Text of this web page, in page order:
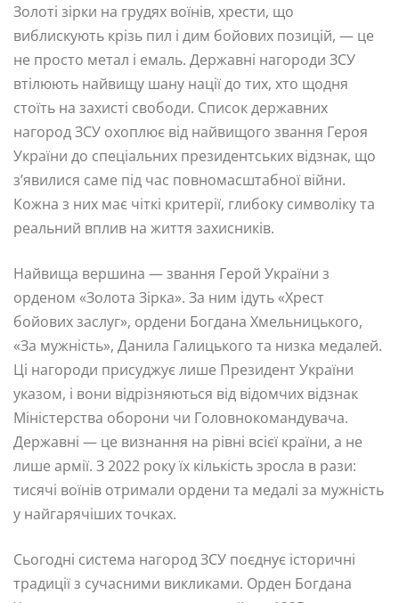
Золоті зірки на грудях воїнів, хрести, що
виблискують крізь пил і дим бойових позицій, — це
не просто метал і емаль. Державні нагороди ЗСУ
втілюють найвищу шану нації до тих, хто щодня
стоїть на захисті свободи. Список державних
нагород ЗСУ охоплює від найвищого звання Героя
України до спеціальних президентських відзнак, що
з’явилися саме під час повномасштабної війни.
Кожна з них має чіткі критерії, глибоку символіку та
реальний вплив на життя захисників.
Найвища вершина — звання Герой України з
орденом «Золота Зірка». За ним ідуть «Хрест
бойових заслуг», ордени Богдана Хмельницького,
«За мужність», Данила Галицького та низка медалей.
Ці нагороди присуджує лише Президент України
указом, і вони відрізняються від відомчих відзнак
Міністерства оборони чи Головнокомандувача.
Державні — це визнання на рівні всієї країни, а не
лише армії. З 2022 року їх кількість зросла в рази:
тисячі воїнів отримали ордени та медалі за мужність
у найгарячіших точках.
Сьогодні система нагород ЗСУ поєднує історичні
традиції з сучасними викликами. Орден Богдана